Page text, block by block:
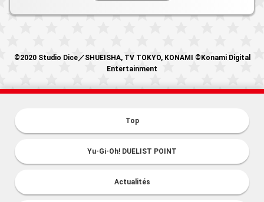
©2020 Studio Dice／SHUEISHA, TV TOKYO, KONAMI ©Konami Digital
Entertainment
Top
Yu-Gi-Oh! DUELIST POINT
Actualités